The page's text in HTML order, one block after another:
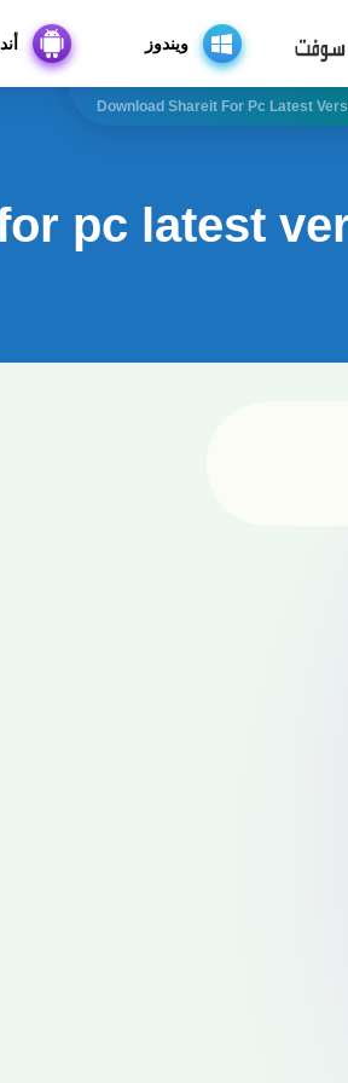
ويندوز
Download Shareit For Pc Latest
pc latest